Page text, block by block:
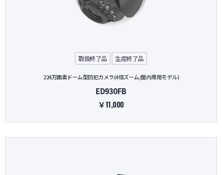
取扱終了品 生産終了品
224万画素ドーム型防犯カメラ(4倍ズーム/屋内専用モデル)
ED930FB
￥11,000